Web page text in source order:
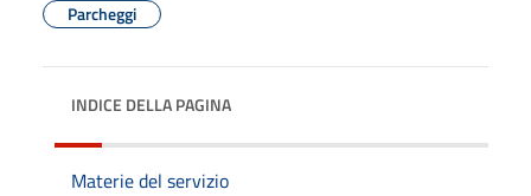
Parcheggi
INDICE DELLA PAGINA
Materie del servizio